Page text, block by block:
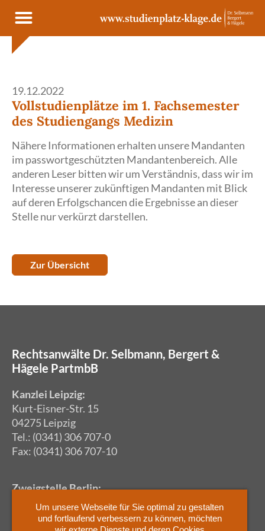
19.12.2022
Vollstudienplätze im 1. Fachsemester
des Studiengangs Medizin
Nähere Informationen erhalten unsere Mandanten
im passwortgeschützten Mandantenbereich. Alle
anderen Leser bitten wir um Verständnis, dass wir im
Interesse unserer zukünftigen Mandanten mit Blick
auf deren Erfolgschancen die Ergebnisse an dieser
Stelle nur verkürzt darstellen.
Zur Übersicht
Rechtsanwälte Dr. Selbmann, Bergert &
Hägele PartmbB
Kanzlei Leipzig:
Kurt-Eisner-Str. 15
04275 Leipzig
Tel.: (0341) 306 707-0
Fax: (0341) 306 707-10
Zweigstelle Berlin:
Kurfürstendamm 234
10719 Berlin
Um unsere Webseite für Sie optimal zu gestalten
und fortlaufend verbessern zu können, möchten